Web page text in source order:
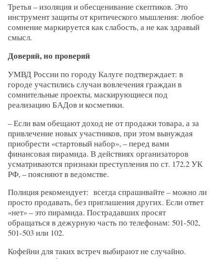
Третья – изоляция и обесценивание скептиков. Это
инструмент защиты от критического мышления: любое
сомнение маркируется как слабость, а не как здравый
смысл.
Доверяй, но проверяй
УМВД России по городу Калуге подтверждает: в
городе участились случаи вовлечения граждан в
сомнительные проекты, маскирующиеся под
реализацию БАДов и косметики.
– Если вам обещают доход не от продажи товара, а за
привлечение новых участников, при этом вынуждая
приобрести «стартовый набор», – перед вами
финансовая пирамида. В действиях организаторов
усматриваются признаки преступления по ст. 172.2 УК
РФ, – поясняют в ведомстве.
Полиция рекомендует: всегда спрашивайте – можно ли
просто продавать, без приглашения других. Если ответ
«нет» – это пирамида. Пострадавших просят
обращаться в дежурную часть по телефонам: 501-502,
501-503 или 102.
Кофейни для таких встреч выбирают не случайно.